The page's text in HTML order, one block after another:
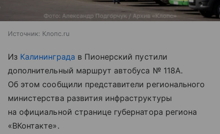
Источник: Клопс.ru
Из Калининграда в Пионерский пустили
дополнительный маршрут автобуса № 118А.
Об этом сообщили представители регионального
министерства развития инфраструктуры
на официальной странице губернатора региона
«ВКонтакте».